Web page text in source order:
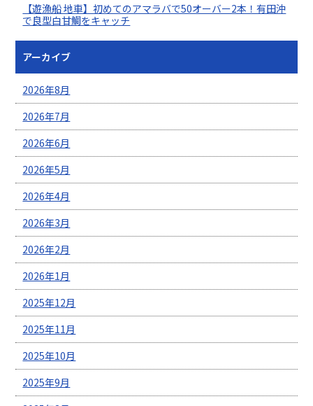
【遊漁船 地車】初めてのアマラバで50オーバー2本！有田沖
で良型白甘鯛をキャッチ
アーカイブ
2026年8月
2026年7月
2026年6月
2026年5月
2026年4月
2026年3月
2026年2月
2026年1月
2025年12月
2025年11月
2025年10月
2025年9月